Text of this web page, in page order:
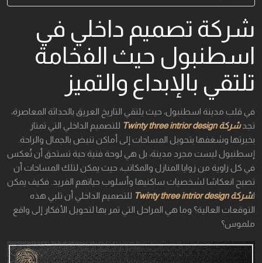
شركة تصميم داخلي في
اسطنبول حيث الفخامة
تلتقي بالإبداع والتميز
في قلب مدينة اسطنبول، حيث يلتقي التاريخ العريق بالحداثة المعاصرة،
تجدشركة Twinty three intrior design
للتصميم الداخلي التي تمتاز
بخبرتها وشغفها بتحويل المساحات إلى أماكن تنبض بالجمال والراحة.
إسطنبول ليست مجرد مدينة، بل هي لوحة فنية حية تستحق أن تُعكس
في كل زاوية من زوايا المنازل والمكاتب، حيث يمكن لتلك المساحات أن
تصبح انعكاسًا لشخصيات ساكنيها وأسلوب حياتهم الفريد. فكيف يمكن
لشركة Twinty three intrior design
للتصميم الداخلي أن تلبي هذه
التوقعات العالية؟ وما هي المراحل التي تمر بها لتحويل الأفكار إلى واقع
ملموس؟